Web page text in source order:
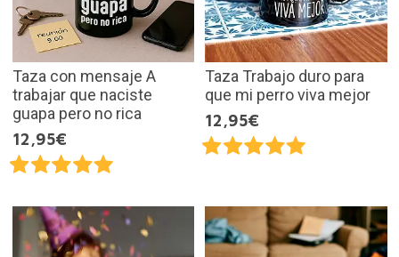
Taza con mensaje A
trabajar que naciste
guapa pero no rica
12,95€
Taza Trabajo duro para
que mi perro viva mejor
12,95€